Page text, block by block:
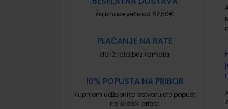
Za iznose veće od 62,50€
PLAĆANJE NA RATE
do 12 rata bez kamata
10% POPUSTA NA PRIBOR
Kupnjom udžbenika ostvarujete popust
na školski pribor